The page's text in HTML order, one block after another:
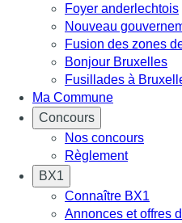
Foyer anderlechtois
Nouveau
Fusion des zones
Bonjour Bruxelles
Fusillades à
Ma Commune
Concours
Nos concours
Règlement
BX1
Connaître BX1
Annonces et offres